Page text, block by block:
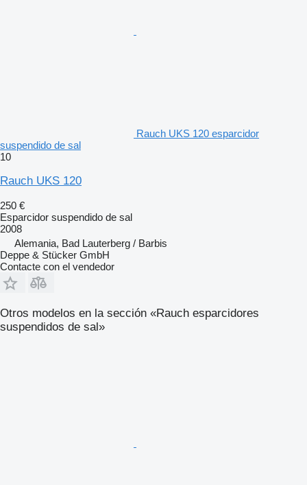
Rauch UKS 120 esparcidor
suspendido de sal
10
Rauch UKS 120
250 €
Esparcidor suspendido de sal
2008
Alemania, Bad Lauterberg / Barbis
Deppe & Stücker GmbH
Contacte con el vendedor
Otros modelos en la sección «Rauch esparcidores
suspendidos de sal»